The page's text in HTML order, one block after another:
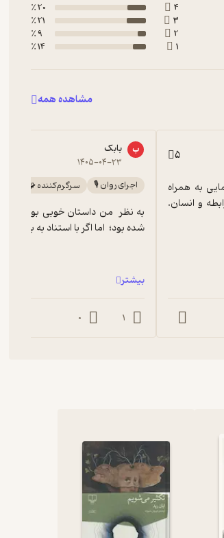
4
20 ٪
3
21 ٪
2
9 ٪
1
14 ٪
مشاهده همه
5 ب بابک
۱۴۰۵-۰۴-۲۳
اجرای روان 🎙️ سرگرم‌کننده 🧩
شده بود؛  اما اگر با استناد به برخی
بیشتر
1
0